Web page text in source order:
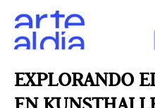
EXPLORANDO